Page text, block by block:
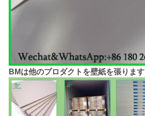
BMは他のプロダクトを壁紙を張ります